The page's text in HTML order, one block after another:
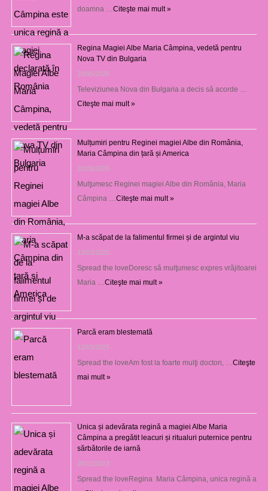
doamna …Citeşte mai mult »
Regina Magiei Albe Maria Câmpina, vedetă pentru
Nova TV din Bulgaria
23/05/2025
Televiziunea Nova din Bulgaria a decis să acorde …
Citeşte mai mult »
Mulțumiri pentru Reginei magiei Albe din România,
Maria Câmpina din țară și America
22/05/2025
Mulţumesc Reginei magiei Albe din România, Maria
Câmpina …Citeşte mai mult »
M-a scăpat de la falimentul firmei și de argintul viu
13/03/2025
Spread the loveDoresc să mulţumesc expres vrăjitoarei
Maria …Citeşte mai mult »
Parcă eram blestemată
12/03/2025
Spread the loveAm fost la foarte mulţi doctori, …Citeşte
mai mult »
Unica și adevărata regină a magiei Albe Maria
Câmpina a pregătit leacuri și ritualuri puternice pentru
sărbătorile de iarnă
26/12/2023
Spread the loveRegina Maria Câmpina, unica regină a